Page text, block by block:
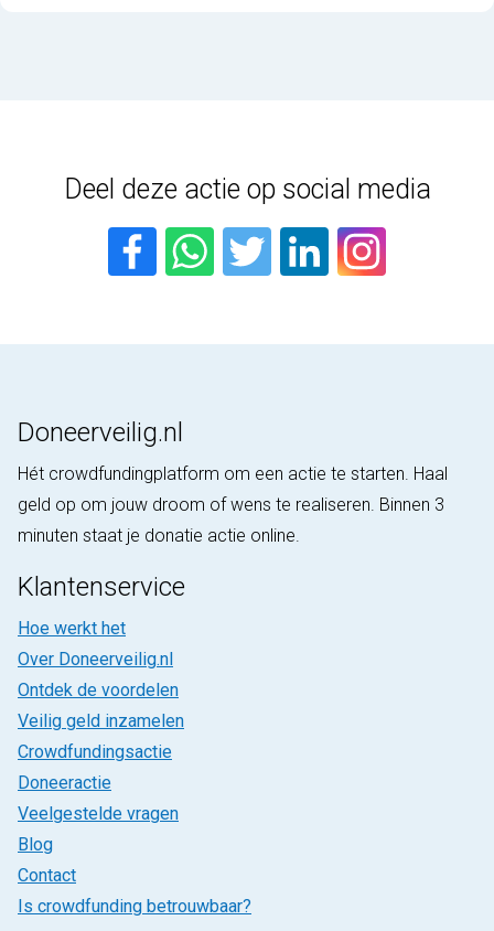
Deel deze actie op social media
Doneerveilig.nl
Hét crowdfundingplatform om een actie te starten. Haal
geld op om jouw droom of wens te realiseren. Binnen 3
minuten staat je donatie actie online.
Klantenservice
Hoe werkt het
Over Doneerveilig.nl
Ontdek de voordelen
Veilig geld inzamelen
Crowdfundingsactie
Doneeractie
Veelgestelde vragen
Blog
Contact
Is crowdfunding betrouwbaar?